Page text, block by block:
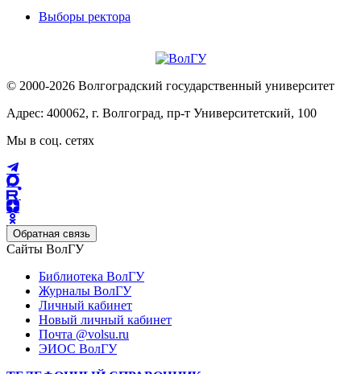
Выборы ректора
© 2000-2026 Волгоградский государственный университет
Адрес: 400062, г. Волгоград, пр-т Университетский, 100
Мы в соц. сетях
Обратная связь
Сайты ВолГУ
Библиотека ВолГУ
Журналы ВолГУ
Личный кабинет
Новый личный кабинет
Почта @volsu.ru
ЭИОС ВолГУ